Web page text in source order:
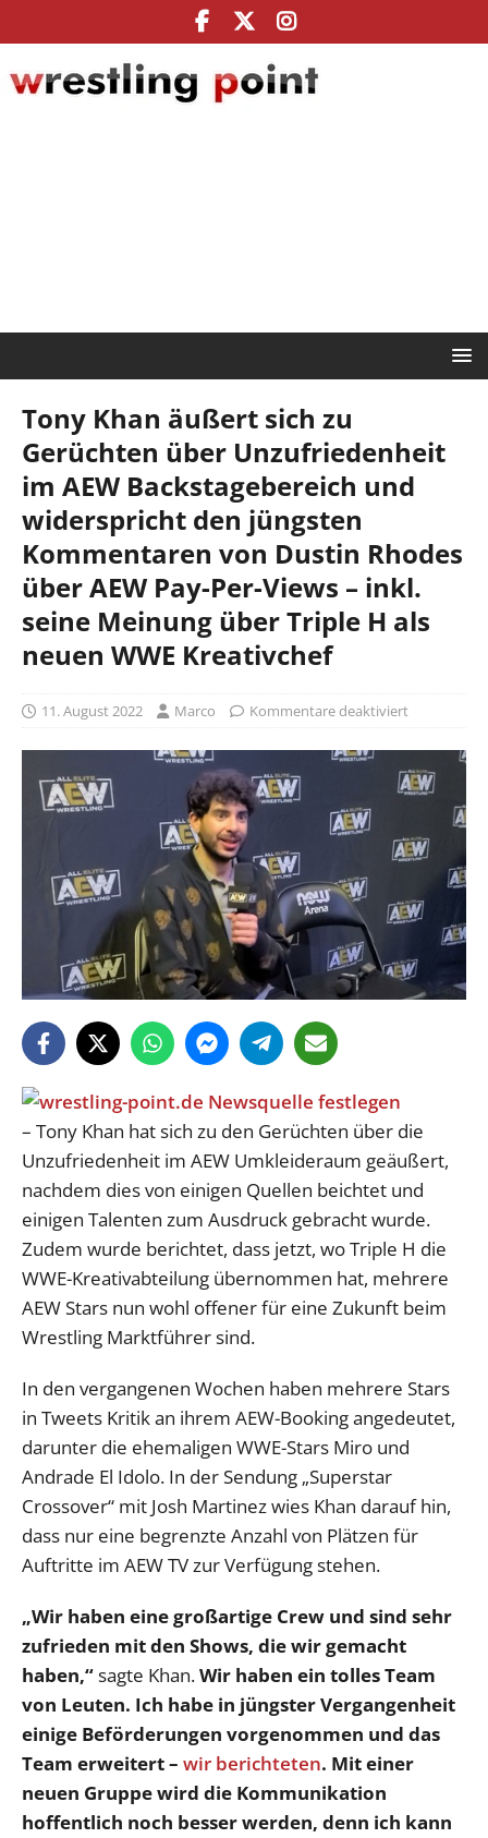
Tony Khan äußert sich zu
Gerüchten über Unzufriedenheit
im AEW Backstagebereich und
widerspricht den jüngsten
Kommentaren von Dustin Rhodes
über AEW Pay-Per-Views – inkl.
seine Meinung über Triple H als
neuen WWE Kreativchef
11. August 2022 Marco Kommentare deaktiviert
– Tony Khan hat sich zu den Gerüchten über die
Unzufriedenheit im AEW Umkleideraum geäußert,
nachdem dies von einigen Quellen beichtet und
einigen Talenten zum Ausdruck gebracht wurde.
Zudem wurde berichtet, dass jetzt, wo Triple H die
WWE-Kreativabteilung übernommen hat, mehrere
AEW Stars nun wohl offener für eine Zukunft beim
Wrestling Marktführer sind.
In den vergangenen Wochen haben mehrere Stars
in Tweets Kritik an ihrem AEW-Booking angedeutet,
darunter die ehemaligen WWE-Stars Miro und
Andrade El Idolo. In der Sendung „Superstar
Crossover“ mit Josh Martinez wies Khan darauf hin,
dass nur eine begrenzte Anzahl von Plätzen für
Auftritte im AEW TV zur Verfügung stehen.
„Wir haben eine großartige Crew und sind sehr
zufrieden mit den Shows, die wir gemacht
haben,“sagte Khan.Wir haben ein tolles Team
von Leuten. Ich habe in jüngster Vergangenheit
einige Beförderungen vorgenommen und das
Team erweitert – wir berichteten. Mit einer
neuen Gruppe wird die Kommunikation
hoffentlich noch besser werden, denn ich kann